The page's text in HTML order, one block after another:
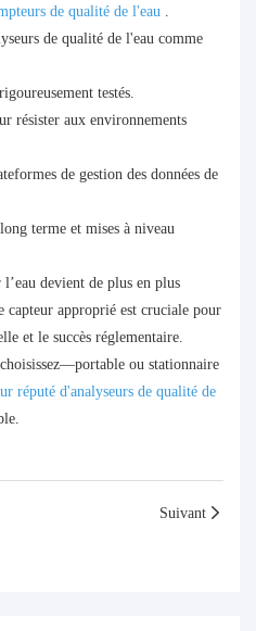
de qualité de l'eau .
de qualité de l'eau comme
testés.
résister aux environnements
de gestion des données de
terme et mises à niveau
devient de plus en plus
approprié est cruciale pour
et le succès réglementaire.
ou stationnaire
réputé d'analyseurs de qualité de
Suivant